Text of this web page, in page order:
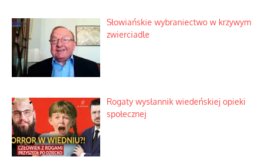
Słowiańskie wybraniectwo w krzywym
zwierciadle
Rogaty wysłannik wiedeńskiej opieki
społecznej